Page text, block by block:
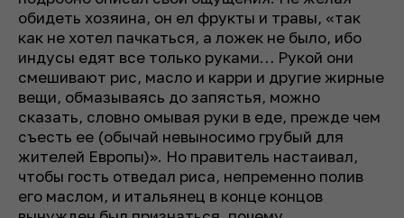
обидеть хозяина, он ел фрукты и травы, «так
как не хотел пачкаться, а ложек не было, ибо
индусы едят все только руками… Рукой они
смешивают рис, масло и карри и другие жирные
вещи, обмазываясь до запястья, можно
сказать, словно омывая руки в еде, прежде чем
съесть ее (обычай невыносимо грубый для
жителей Европы)». Но правитель настаивал,
чтобы гость отведал риса, непременно полив
его маслом, и итальянец в конце концов